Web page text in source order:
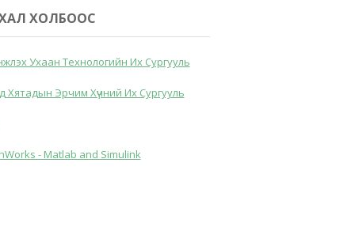
ХОЛБООС
Ухаан Технологийн Их Сургууль
Хятадын Эрчим Хүчний Их Сургууль
- Matlab and Simulink